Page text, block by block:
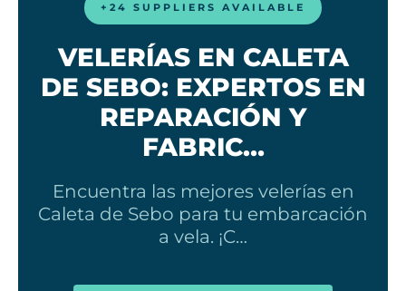
+24 SUPPLIERS AVAILABLE
VELERÍAS EN CALETA
DE SEBO: EXPERTOS EN
REPARACIÓN Y
FABRIC…
Encuentra las mejores velerías en
Caleta de Sebo para tu embarcación
a vela. ¡C…